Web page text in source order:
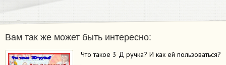
Вам так же может быть интересно:
Что такое 3 Д ручка? И как ей пользоваться?